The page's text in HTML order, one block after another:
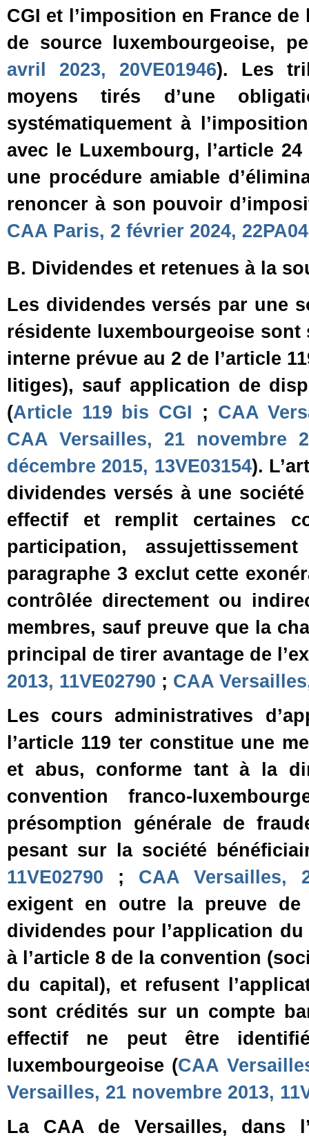
CGI et l’imposition en France
de source luxembourgeoise,
avril 2023, 20VE01946). Les
moyens tirés d’une
systématiquement à
avec le Luxembourg, l’article
une procédure amiable
renoncer à son pouvoir
CAA Paris, 2 février 2024,
B. Dividendes et retenues à la
Les dividendes versés par une
résidente luxembourgeoise
interne prévue au 2 de l’article
litiges), sauf application de
(Article 119 bis CGI ; CAA
CAA Versailles, 21 novembre
décembre 2015, 13VE03154).
dividendes versés à une
effectif et remplit certaines
participation,
paragraphe 3 exclut cette
contrôlée directement ou
membres, sauf preuve que la
principal de tirer avantage de
2013, 11VE02790 ; CAA
Les cours administratives
l’article 119 ter constitue une
et abus, conforme tant à la
convention
présomption générale de
pesant sur la société
11VE02790 ; CAA Versailles,
exigent en outre la preuve
dividendes pour l’application
à l’article 8 de la convention
du capital), et refusent
sont crédités sur un compte
effectif ne peut être
luxembourgeoise (CAA
Versailles, 21 novembre 2013,
La CAA de Versailles, dans